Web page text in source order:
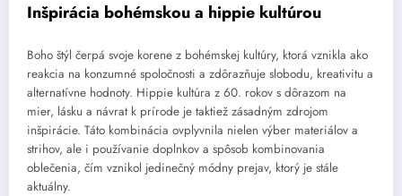
Inšpirácia bohémskou a hippie kultúrou
Boho štýl čerpá svoje korene z bohémskej kultúry, ktorá vznikla ako
reakcia na konzumné spoločnosti a zdôrazňuje slobodu, kreativitu a
alternatívne hodnoty. Hippie kultúra z 60. rokov s dôrazom na
mier, lásku a návrat k prírode je taktiež zásadným zdrojom
inšpirácie. Táto kombinácia ovplyvnila nielen výber materiálov a
strihov, ale i používanie doplnkov a spôsob kombinovania
oblečenia, čím vznikol jedinečný módny prejav, ktorý je stále
aktuálny.